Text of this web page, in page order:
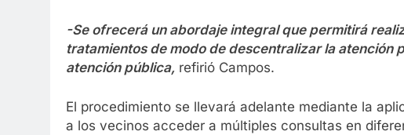
-Se ofrecerá un abordaje integral que permitirá
tratamientos de modo de descentralizar la atención
atención pública, refirió Campos.
El procedimiento se llevará adelante mediante la
a los vecinos acceder a múltiples consultas en